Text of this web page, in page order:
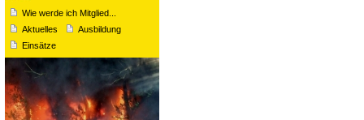
Wie werde ich Mitglied...
Aktuelles
Ausbildung
Einsätze